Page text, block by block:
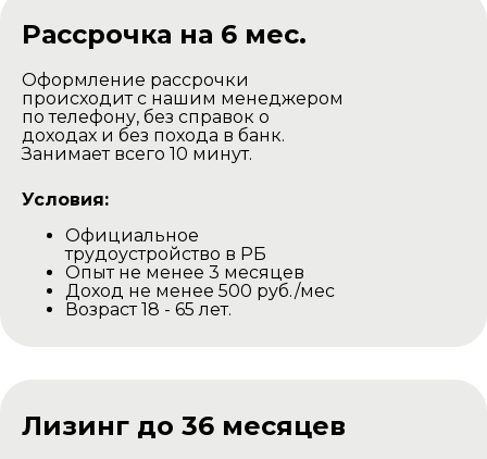
Рассрочка на 6 мес.
Оформление рассрочки
происходит с нашим менеджером
по телефону, без справок о
доходах и без похода в банк.
Занимает всего 10 минут.
Условия:
Официальное
трудоустройство в РБ
Опыт не менее 3 месяцев
Доход не менее 500 руб./мес
Возраст 18 - 65 лет.
Лизинг до 36 месяцев
сборки